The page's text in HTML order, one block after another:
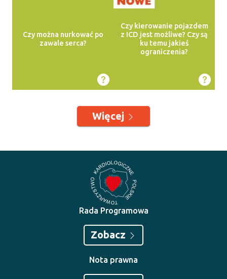
Czy można nurkować po
zawale serca?
Czy kierowanie pojazdem
z ICD jest możliwe? Czy są
ku temu jakieś
ograniczenia?
Więcej
Rada Programowa
Zobacz
Nota prawna